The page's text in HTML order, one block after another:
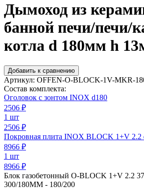
Дымоход из
банной печи/печи/
котла d 180мм h
Добавить к сравнению
Артикул: OFFEN-O-BLOCK-1V-MKR-
Состав комплекта:
Оголовок с зонтом INOX d180
2506 ₽
1 шт
2506 ₽
Покровная плита INOX BLOCK 1+V 2.2
8966 ₽
1 шт
8966 ₽
Блок газобетонный O-BLOCK 1+V 2.2
300/180MM - 180/200